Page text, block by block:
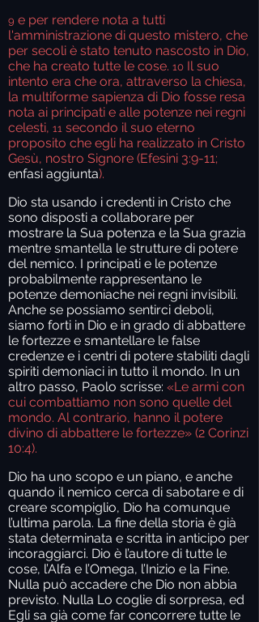
9 e per rendere nota a tutti
l'amministrazione di questo mistero, che
per secoli è stato tenuto nascosto in Dio,
che ha creato tutte le cose. 10 Il suo
intento era che ora, attraverso la chiesa,
la multiforme sapienza di Dio fosse resa
nota ai principati e alle potenze nei regni
celesti, 11 secondo il suo eterno
proposito che egli ha realizzato in Cristo
Gesù, nostro Signore (Efesini 3:9-11;
enfasi aggiunta).
Dio sta usando i credenti in Cristo che
sono disposti a collaborare per
mostrare la Sua potenza e la Sua grazia
mentre smantella le strutture di potere
del nemico. I principati e le potenze
probabilmente rappresentano le
potenze demoniache nei regni invisibili.
Anche se possiamo sentirci deboli,
siamo forti in Dio e in grado di abbattere
le fortezze e smantellare le false
credenze e i centri di potere stabiliti dagli
spiriti demoniaci in tutto il mondo. In un
altro passo, Paolo scrisse: «Le armi con
cui combattiamo non sono quelle del
mondo. Al contrario, hanno il potere
divino di abbattere le fortezze» (2 Corinzi
10:4).
Dio ha uno scopo e un piano, e anche
quando il nemico cerca di sabotare e di
creare scompiglio, Dio ha comunque
l’ultima parola. La fine della storia è già
stata determinata e scritta in anticipo per
incoraggiarci. Dio è l’autore di tutte le
cose, l’Alfa e l’Omega, l’Inizio e la Fine.
Nulla può accadere che Dio non abbia
previsto. Nulla Lo coglie di sorpresa, ed
Egli sa già come far concorrere tutte le